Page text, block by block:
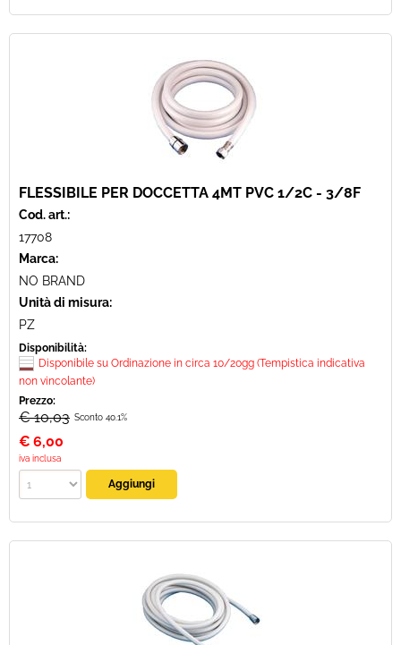
FLESSIBILE PER DOCCETTA 4MT PVC 1/2C - 3/8F
Cod. art.:
17708
Marca:
NO BRAND
Unità di misura:
PZ
Disponibilità:
Disponibile su Ordinazione in circa 10/20gg (Tempistica indicativa
non vincolante)
Prezzo:
€ 10,03 Sconto 40.1%
€ 6,00
iva inclusa